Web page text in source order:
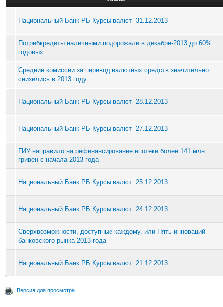
Национальный Банк РБ Курсы валют 31.12.2013
Потребкредиты наличными подорожали в декабре-2013 до 60%
годовых
Средние комиссии за перевод валютных средств значительно
снизились в 2013 году
Национальный Банк РБ Курсы валют 28.12.2013
Национальный Банк РБ Курсы валют 27.12.2013
ГИУ направило на рефинансирование ипотеки более 141 млн
гривен с начала 2013 года
Национальный Банк РБ Курсы валют 25.12.2013
Национальный Банк РБ Курсы валют 24.12.2013
Сверхвозможности, доступные каждому, или Пять инноваций
банковского рынка 2013 года
Национальный Банк РБ Курсы валют 21.12.2013
Версия для просмотра